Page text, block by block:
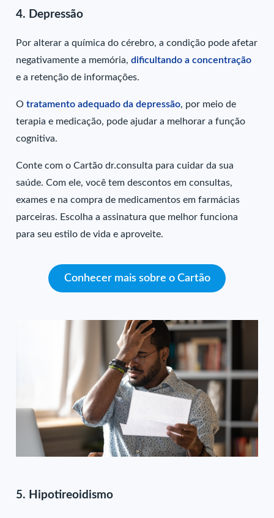
4. Depressão
Por alterar a química do cérebro, a condição pode afetar
negativamente a memória,dificultando a concentração
e a retenção de informações.
Otratamento adequado da depressão, por meio de
terapia e medicação, pode ajudar a melhorar a função
cognitiva.
Conte com o Cartão dr.consulta para cuidar da sua
saúde. Com ele, você tem descontos em consultas,
exames e na compra de medicamentos em farmácias
parceiras. Escolha a assinatura que melhor funciona
para seu estilo de vida e aproveite.
Conhecer mais sobre o Cartão
5. Hipotireoidismo